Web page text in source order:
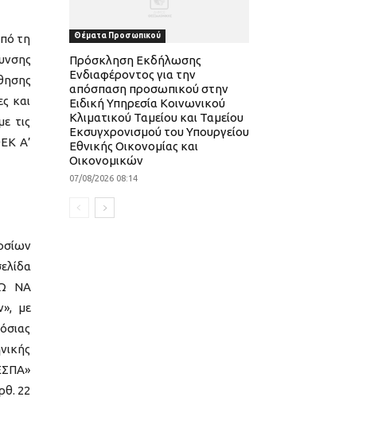
τη
και
τις
Α’
ΝΑ
με
22
Θέματα Προσωπικού
Πρόσκληση Εκδήλωσης
Ενδιαφέροντος για την
απόσπαση προσωπικού στην
Ειδική Υπηρεσία Κοινωνικού
Κλιματικού Ταμείου και Ταμείου
Εκσυγχρονισμού του Υπουργείου
Εθνικής Οικονομίας και
Οικονομικών
07/08/2026 08:14